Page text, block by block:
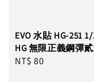
EVO 水貼 HG-251
HG 無限正義鋼彈
Regular
NT$ 80